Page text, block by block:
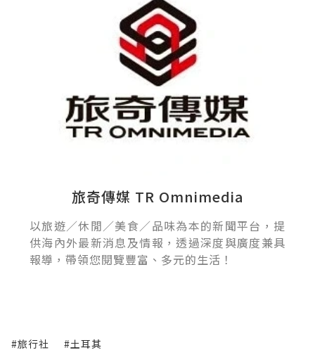
旅奇傳媒 TR Omnimedia
以旅遊／休閒／美食／品味為本的新聞平台，提
供海內外最新消息及情報，透過深度與廣度兼具
報導，帶領您閱覽豐富、多元的生活！
#旅行社 #土耳其